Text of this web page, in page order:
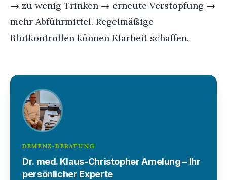
→ zu wenig Trinken → erneute Verstopfung →
mehr Abführmittel. Regelmäßige
Blutkontrollen können Klarheit schaffen.
DEMENZ-BERATUNG
Dr. med. Klaus-Christopher Amelung – Ihr
persönlicher Experte